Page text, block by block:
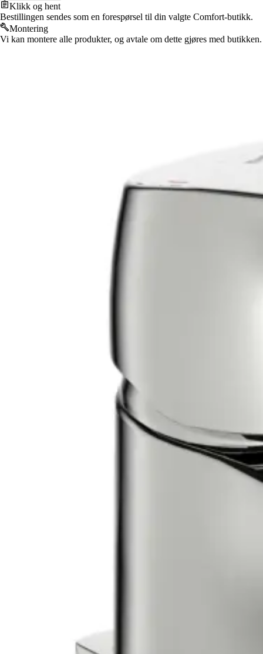
Klikk og hent
Bestillingen sendes som en forespørsel til din valgte Comfort-butikk.
Montering
Vi kan montere alle produkter, og avtale om dette gjøres med butikken.